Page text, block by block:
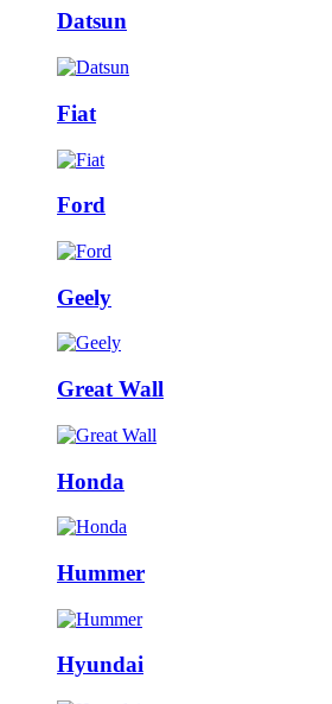
Datsun
Fiat
Ford
Geely
Great Wall
Honda
Hummer
Hyundai